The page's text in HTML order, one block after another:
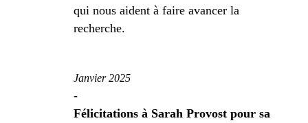
qui nous aident à faire avancer la
recherche.
Janvier 2025
-
Félicitations à Sarah Provost pour sa